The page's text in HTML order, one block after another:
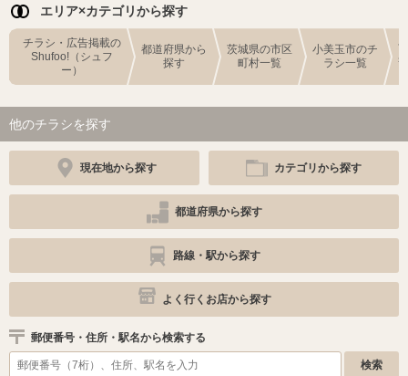
エリア×カテゴリから探す
チラシ・広告掲載の
Shufoo!（シュフ
ー）
都道府県から
探す
茨城県の市区
町村一覧
小美玉市のチ
ラシ一覧
他のチラシを探す
現在地から探す カテゴリから探す
都道府県から探す
路線・駅から探す
よく行くお店から探す
郵便番号・住所・駅名から検索する